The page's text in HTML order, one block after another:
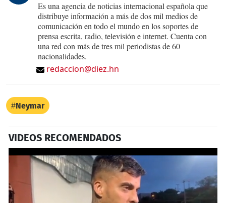
Es una agencia de noticias internacional española que
distribuye información a más de dos mil medios de
comunicación en todo el mundo en los soportes de
prensa escrita, radio, televisión e internet. Cuenta con
una red con más de tres mil periodistas de 60
nacionalidades.
redaccion@diez.hn
Neymar
VIDEOS RECOMENDADOS